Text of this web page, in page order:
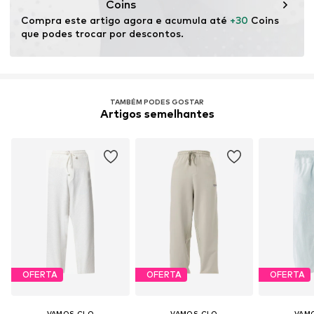
Coins
Compra este artigo agora e acumula até +30 Coins
que podes trocar por descontos.
TAMBÉM PODES GOSTAR
Artigos semelhantes
OFERTA OFERTA OFERTA